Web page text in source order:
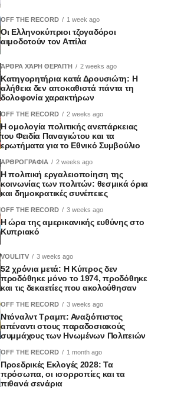
OFF THE RECORD 1 week ago
Οι Ελληνοκύπριοι τζογαδόροι
αιμοδοτούν τον Αττίλα
ΆΡΘΡΑ ΧΆΡΗ ΘΕΡΑΠΉ 2 weeks ago
Κατηγορητήρια κατά Δρουσιώτη: Η
αλήθεια δεν αποκαθιστά πάντα τη
δολοφονία χαρακτήρων
OFF THE RECORD 2 weeks ago
Η ομολογία πολιτικής ανεπάρκειας
του Φειδία Παναγιώτου και τα
ερωτήματα για το Εθνικό Συμβούλιο
ΑΡΘΡΟΓΡΑΦΙΑ 2 weeks ago
Η πολιτική εργαλειοποίηση της
κοινωνίας των πολιτών: θεσμικά όρια
και δημοκρατικές συνέπειες
OFF THE RECORD 3 weeks ago
Η ώρα της αμερικανικής ευθύνης στο
Κυπριακό
VOULITV 3 weeks ago
52 χρόνια μετά: Η Κύπρος δεν
προδόθηκε μόνο το 1974, προδόθηκε
και τις δεκαετίες που ακολούθησαν
OFF THE RECORD 3 weeks ago
Ντόναλντ Τραμπ: Αναξιόπιστος
απέναντι στους παραδοσιακούς
συμμάχους των Ηνωμένων Πολιτειών
OFF THE RECORD 1 month ago
Προεδρικές Εκλογές 2028: Τα
πρόσωπα, οι ισορροπίες και τα
πιθανά σενάρια